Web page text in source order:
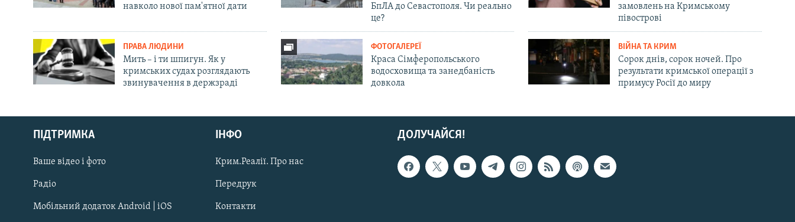
Русский
Qırımtatar
ДОЛУЧАЙСЯ!
навколо нової пам'ятної дати
БпЛА до Севастополя. Чи реально
це?
замовлень на Кримському
півострові
ПРАВА ЛЮДИНИ
Мить – і ти шпигун. Як у
кримських судах розглядають
звинувачення в держзраді
ФОТОГАЛЕРЕЇ
Краса Сімферопольського
водосховища та занедбаність
довкола
ВІЙНА ТА КРИМ
Сорок днів, сорок ночей. Про
результати кримської операції з
примусу Росії до миру
ДОЛУЧАЙСЯ!
ПІДТРИМКА
Ваше відео і фото
Радіо
Мобільний додаток Android | iOS
ІНФО
Крим.Реалії. Про нас
Передрук
Контакти